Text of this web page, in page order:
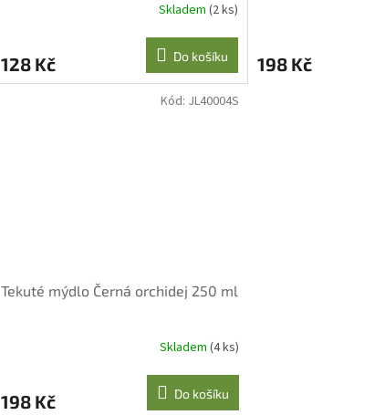
Skladem (2 ks)
128 Kč Do košíku 198 Kč
Tekuté mýdlo Černá orchidej 250 ml
Skladem (4 ks)
198 Kč Do košíku
Kód: JL40004S